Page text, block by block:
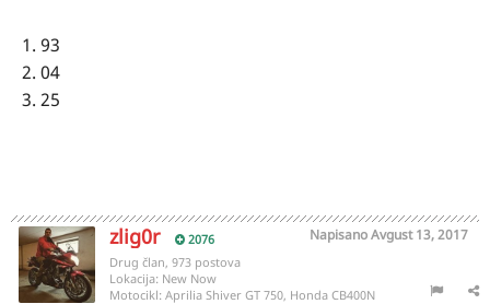
1. 93
2. 04
3. 25
zlig0r 2076 NapisanoAvgust 13, 2017
Drug član, 973 postova
Lokacija: New Now
Motocikl: Aprilia Shiver GT 750, Honda CB400N